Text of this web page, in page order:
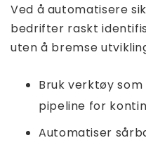
Ved å automatisere
bedrifter raskt
uten å bremse
Bruk verktøy
pipeline for
Automatiser